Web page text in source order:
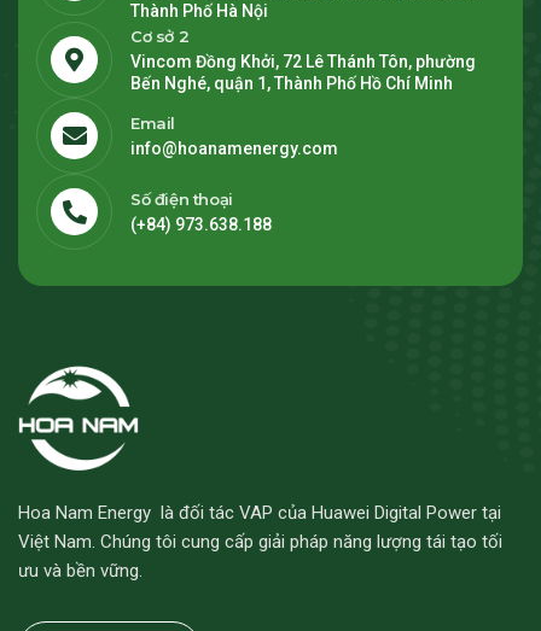
Thành Phố Hà Nội
Cơ sở 2
Vincom Đồng Khởi, 72 Lê Thánh Tôn, phường
Bến Nghé, quận 1, Thành Phố Hồ Chí Minh
Email
info@hoanamenergy.com
Số điện thoại
(+84) 973.638.188
Hoa Nam Energy là đối tác VAP của Huawei Digital Power tại
Việt Nam. Chúng tôi cung cấp giải pháp năng lượng tái tạo tối
ưu và bền vững.